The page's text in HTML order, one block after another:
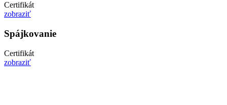
Certifikát
zobraziť
Spájkovanie
Certifikát
zobraziť